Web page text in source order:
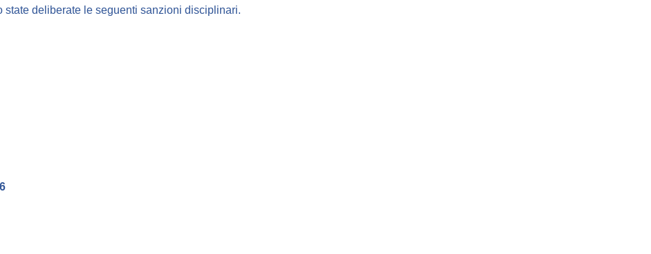
state deliberate le seguenti sanzioni disciplinari.